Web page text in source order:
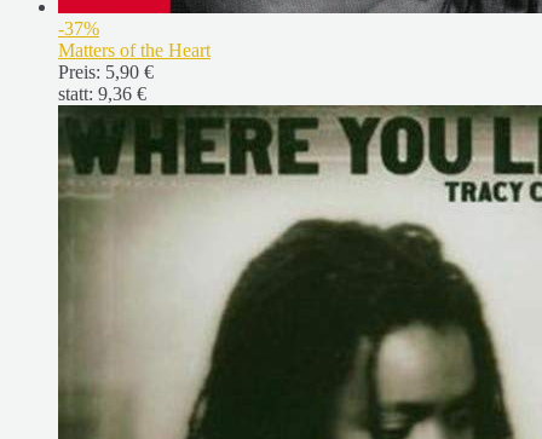
-37%
Matters of the Heart
Preis: 5,90 €
statt: 9,36 €